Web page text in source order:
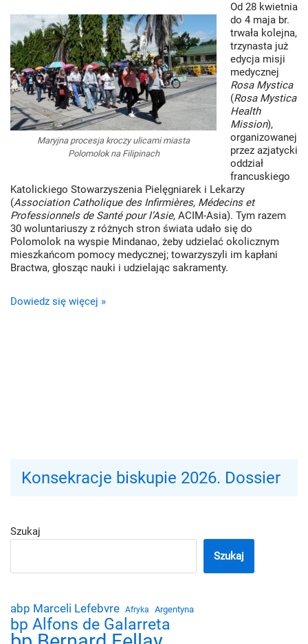
Maryjna procesja kroczy ulicami miasta
Polomolok na Filipinach
Od 28 kwietnia
do 4 maja br.
trwała kolejna,
trzynasta już
edycja misji
medycznej
Rosa Mystica
(Rosa Mystica
Health
Mission),
organizowanej
przez azjatycki
oddział
francuskiego
Katolickiego Stowarzyszenia Pielęgniarek i Lekarzy
(Association Catholique des Infirmières, Médecins et
Professionnels de Santé pour l’Asie, ACIM-Asia). Tym razem
30 woluntariuszy z różnych stron świata udało się do
Polomolok na wyspie Mindanao, żeby udzielać okolicznym
mieszkańcom pomocy medycznej; towarzyszyli im kapłani
Bractwa, głosząc nauki i udzielając sakramenty.
Dowiedz się więcej »
Konsekracje biskupie 2026. Dossier
Szukaj
Szukaj
abp Marceli Lefebvre Afryka Argentyna
bp Alfons de Galarreta